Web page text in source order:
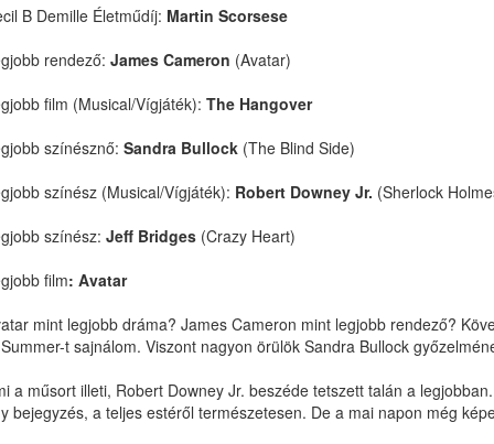
B Demille Életműdíj: Martin Scorsese
rendező: James Cameron (Avatar)
film (Musical/Vígjáték): The Hangover
színésznő: Sandra Bullock (The Blind Side)
színész (Musical/Vígjáték): Robert Downey Jr. (Sherlock
színész: Jeff Bridges (Crazy Heart)
film: Avatar
mint legjobb dráma? James Cameron mint legjobb rendező?
t sajnálom. Viszont nagyon örülök Sandra Bullock
a műsort illeti, Robert Downey Jr. beszéde tetszett talán a
bejegyzés, a teljes estéről természetesen. De a mai napon még